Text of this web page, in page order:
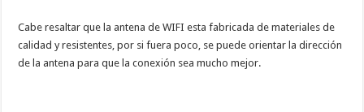
Cabe resaltar que la antena de WIFI esta fabricada de materiales de
calidad y resistentes, por si fuera poco, se puede orientar la dirección
de la antena para que la conexión sea mucho mejor.